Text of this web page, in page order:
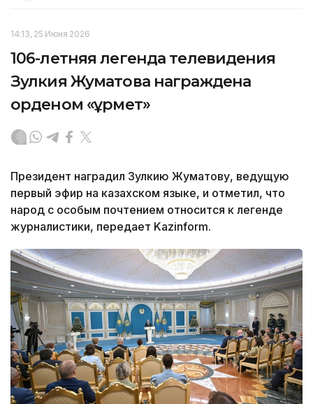
14:13, 25 Июня 2026
106-летняя легенда телевидения
Зулкия Жуматова награждена
орденом «Құрмет»
Президент наградил Зулкию Жуматову, ведущую
первый эфир на казахском языке, и отметил, что
народ с особым почтением относится к легенде
журналистики, передает Kazinform.